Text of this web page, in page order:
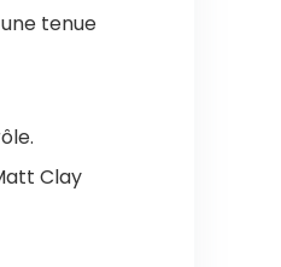
tenue
Clay